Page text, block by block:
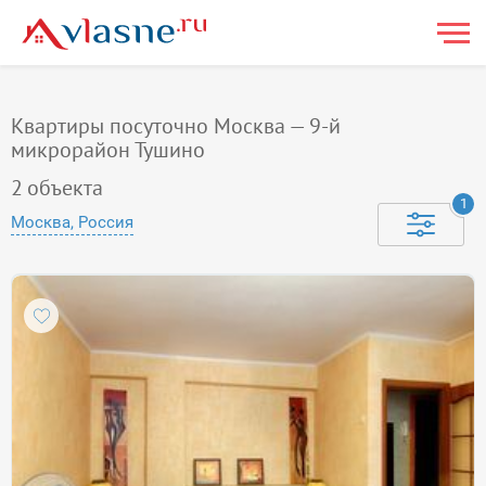
Квартиры посуточно Москва — 9-й
микрорайон Тушино
2 объекта
Москва, Россия
1